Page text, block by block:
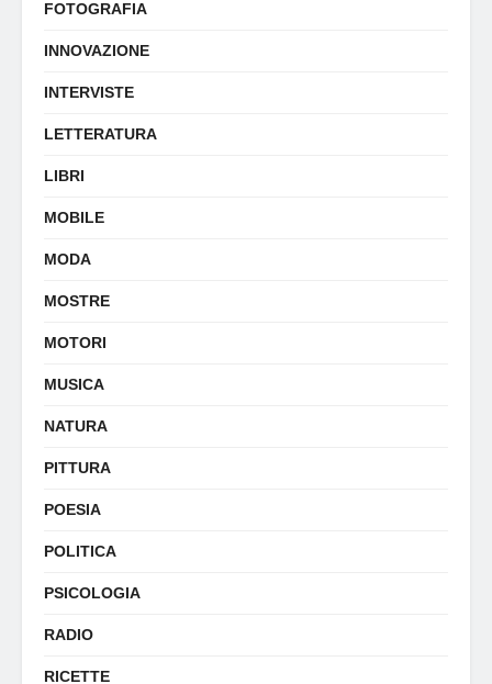
FOTOGRAFIA
INNOVAZIONE
INTERVISTE
LETTERATURA
LIBRI
MOBILE
MODA
MOSTRE
MOTORI
MUSICA
NATURA
PITTURA
POESIA
POLITICA
PSICOLOGIA
RADIO
RICETTE